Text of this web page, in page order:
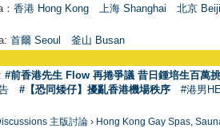
香港 Hong Kong 上海 Shanghai
北京
首爾 Seoul 釜山 Busan
#前香港先生 Flow 再捲爭議 昔日鍾培生百萬
#【恐同矮仔】擾亂香港機場秩序 #港男
主版討論 › Hong Kong Gay Spas,